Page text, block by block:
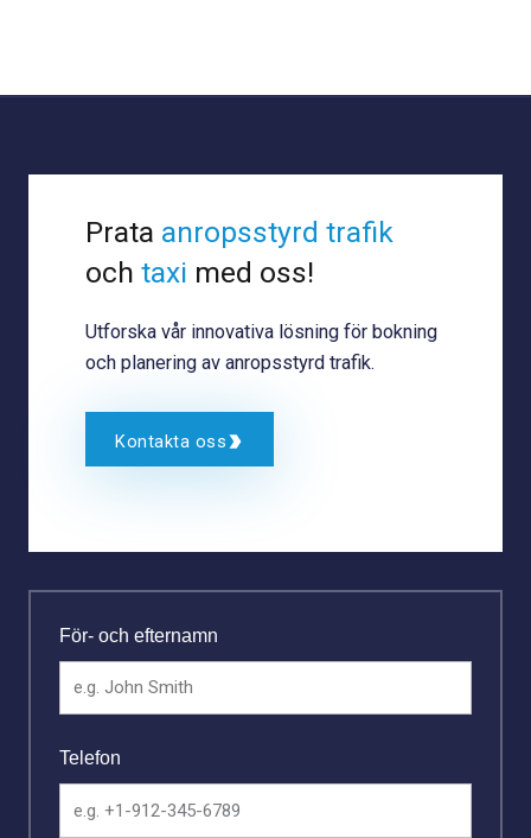
Prata anropsstyrd trafik
och taxi med oss!
Utforska vår innovativa lösning för bokning
och planering av anropsstyrd trafik.
Kontakta oss
För- och efternamn
Telefon